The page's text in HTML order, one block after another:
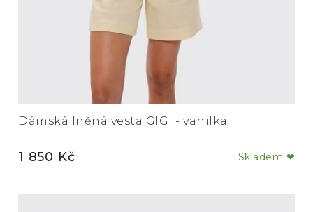
Dámská lněná vesta GIGI - vanilka
Skladem ❤
1 850 Kč